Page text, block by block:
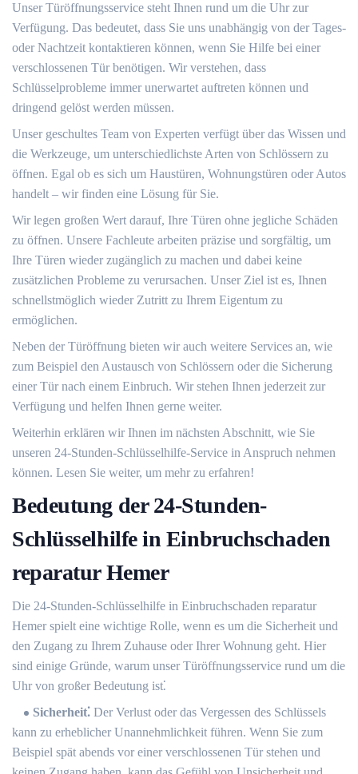
Unser Türöffnungsservice steht Ihnen rund um die Uhr zur
Verfügung.​ Das bedeutet, dass Sie uns unabhängig von der Tages-
oder Nachtzeit kontaktieren können, wenn Sie Hilfe bei einer
verschlossenen Tür benötigen.​ Wir verstehen, dass
Schlüsselprobleme immer unerwartet auftreten können und
dringend gelöst werden müssen.​
Unser geschultes Team von Experten verfügt über das Wissen und
die Werkzeuge, um unterschiedlichste Arten von Schlössern zu
öffnen. Egal ob es sich um Haustüren, Wohnungstüren oder Autos
handelt ‒ wir finden eine Lösung für Sie.​
Wir legen großen Wert darauf, Ihre Türen ohne jegliche Schäden
zu öffnen.​ Unsere Fachleute arbeiten präzise und sorgfältig, um
Ihre Türen wieder zugänglich zu machen und dabei keine
zusätzlichen Probleme zu verursachen.​ Unser Ziel ist es, Ihnen
schnellstmöglich wieder Zutritt zu Ihrem Eigentum zu
ermöglichen.​
Neben der Türöffnung bieten wir auch weitere Services an, wie
zum Beispiel den Austausch von Schlössern oder die Sicherung
einer Tür nach einem Einbruch.​ Wir stehen Ihnen jederzeit zur
Verfügung und helfen Ihnen gerne weiter.​
Weiterhin erklären wir Ihnen im nächsten Abschnitt, wie Sie
unseren 24-Stunden-Schlüsselhilfe-Service in Anspruch nehmen
können.​ Lesen Sie weiter, um mehr zu erfahren!​
Bedeutung der 24-Stunden-
Schlüsselhilfe in Einbruchschaden
reparatur Hemer
Die 24-Stunden-Schlüsselhilfe in Einbruchschaden reparatur
Hemer spielt eine wichtige Rolle, wenn es um die Sicherheit und
den Zugang zu Ihrem Zuhause oder Ihrer Wohnung geht. Hier
sind einige Gründe, warum unser Türöffnungsservice rund um die
Uhr von großer Bedeutung ist⁚
Sicherheit⁚ Der Verlust oder das Vergessen des Schlüssels
kann zu erheblicher Unannehmlichkeit führen.​ Wenn Sie zum
Beispiel spät abends vor einer verschlossenen Tür stehen und